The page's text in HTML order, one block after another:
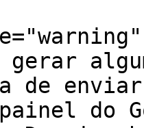
gerar
de enviar
do